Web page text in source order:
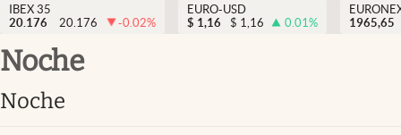
USA
Criptomonedas
España
NOTICIAS
FINANZAS
EURO
IBEX 35
20.176
20.176 -0.02%
EURO-USD
$ 1,16 $ 1,16 0.01%
1965,65
noche
noche